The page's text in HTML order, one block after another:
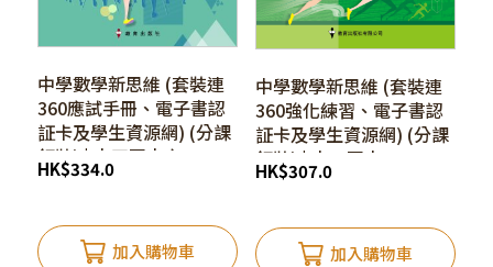
中學數學新思維 (套裝連
360應試手冊、電子書認
証卡及學生資源網) (分課
釘裝) | 中四至中六
HK$334.0
加入購物車
中學數學新思維 (套裝連
360強化練習、電子書認
証卡及學生資源網) (分課
釘裝) | 中一至中三
HK$307.0
加入購物車